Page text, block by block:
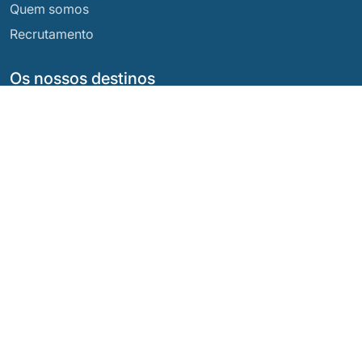
Os nossos destinos
Quem somos
Recrutamento